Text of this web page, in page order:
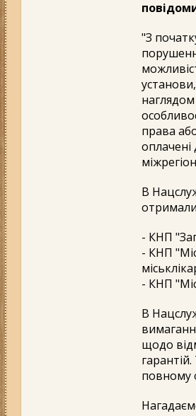
"З
права
В
- КНП
- КНП
- КНП
В
щодо
повному